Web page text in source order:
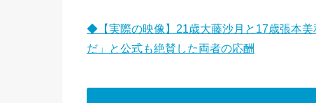
◆【実際の映像】21歳大藤沙月と17歳張本
だ」と公式も絶賛した両者の応酬